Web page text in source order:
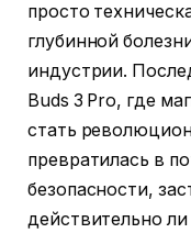
просто
глубинной
индустрии.
Buds 3 Pro, где
стать
превратилась в
безопасности,
действительно